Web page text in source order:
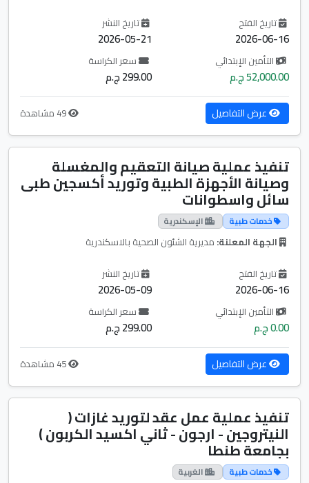
تاريخ الفتح
2026-06-16
تاريخ النشر
2026-05-21
التأمين الإبتدائي
52,000.00 ج.م
سعر الكراسة
299.00 ج.م
عرض التفاصيل
تنفيذ عملية صيانة التعقيم والمغسلة
وصيانة الأجهزة الطبية وتوريد أكسجين طبی
سائل واسطوانات
خدمات طبية الإسكندرية
الجهة المعلنة: مديرية الشئون الصحية بالاسكندرية
تاريخ الفتح
2026-06-16
تاريخ النشر
2026-05-09
التأمين الإبتدائي
0.00 ج.م
سعر الكراسة
299.00 ج.م
عرض التفاصيل
تنفيذ عملية عمل عقد لتوريد غازات (
النيتروجين - ارجون - ثاني اكسيد الكربون )
بجامعة طنطا
خدمات طبية الغربية